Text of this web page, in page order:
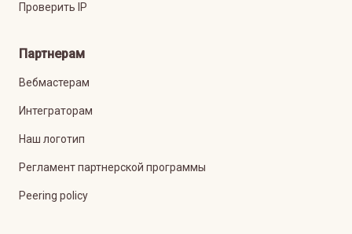
Проверить IP
Партнерам
Вебмастерам
Интеграторам
Наш логотип
Регламент партнерской программы
Peering policy